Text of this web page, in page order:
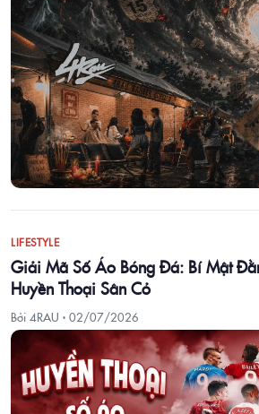
LIFESTYLE
Giải Mã Số Áo Bóng Đá: Bí Mật
Huyền Thoại Sân Cỏ
Bởi 4RAU · 02/07/2026